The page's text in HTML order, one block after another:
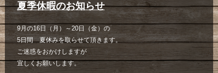
夏季休暇のお知らせ
9月の16日（月）～20日（金）の
5日間 夏休みを取らせて頂きます。
ご迷惑をおかけしますが
宜しくお願いします。